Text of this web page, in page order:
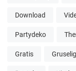
Download
Partydeko
Gratis